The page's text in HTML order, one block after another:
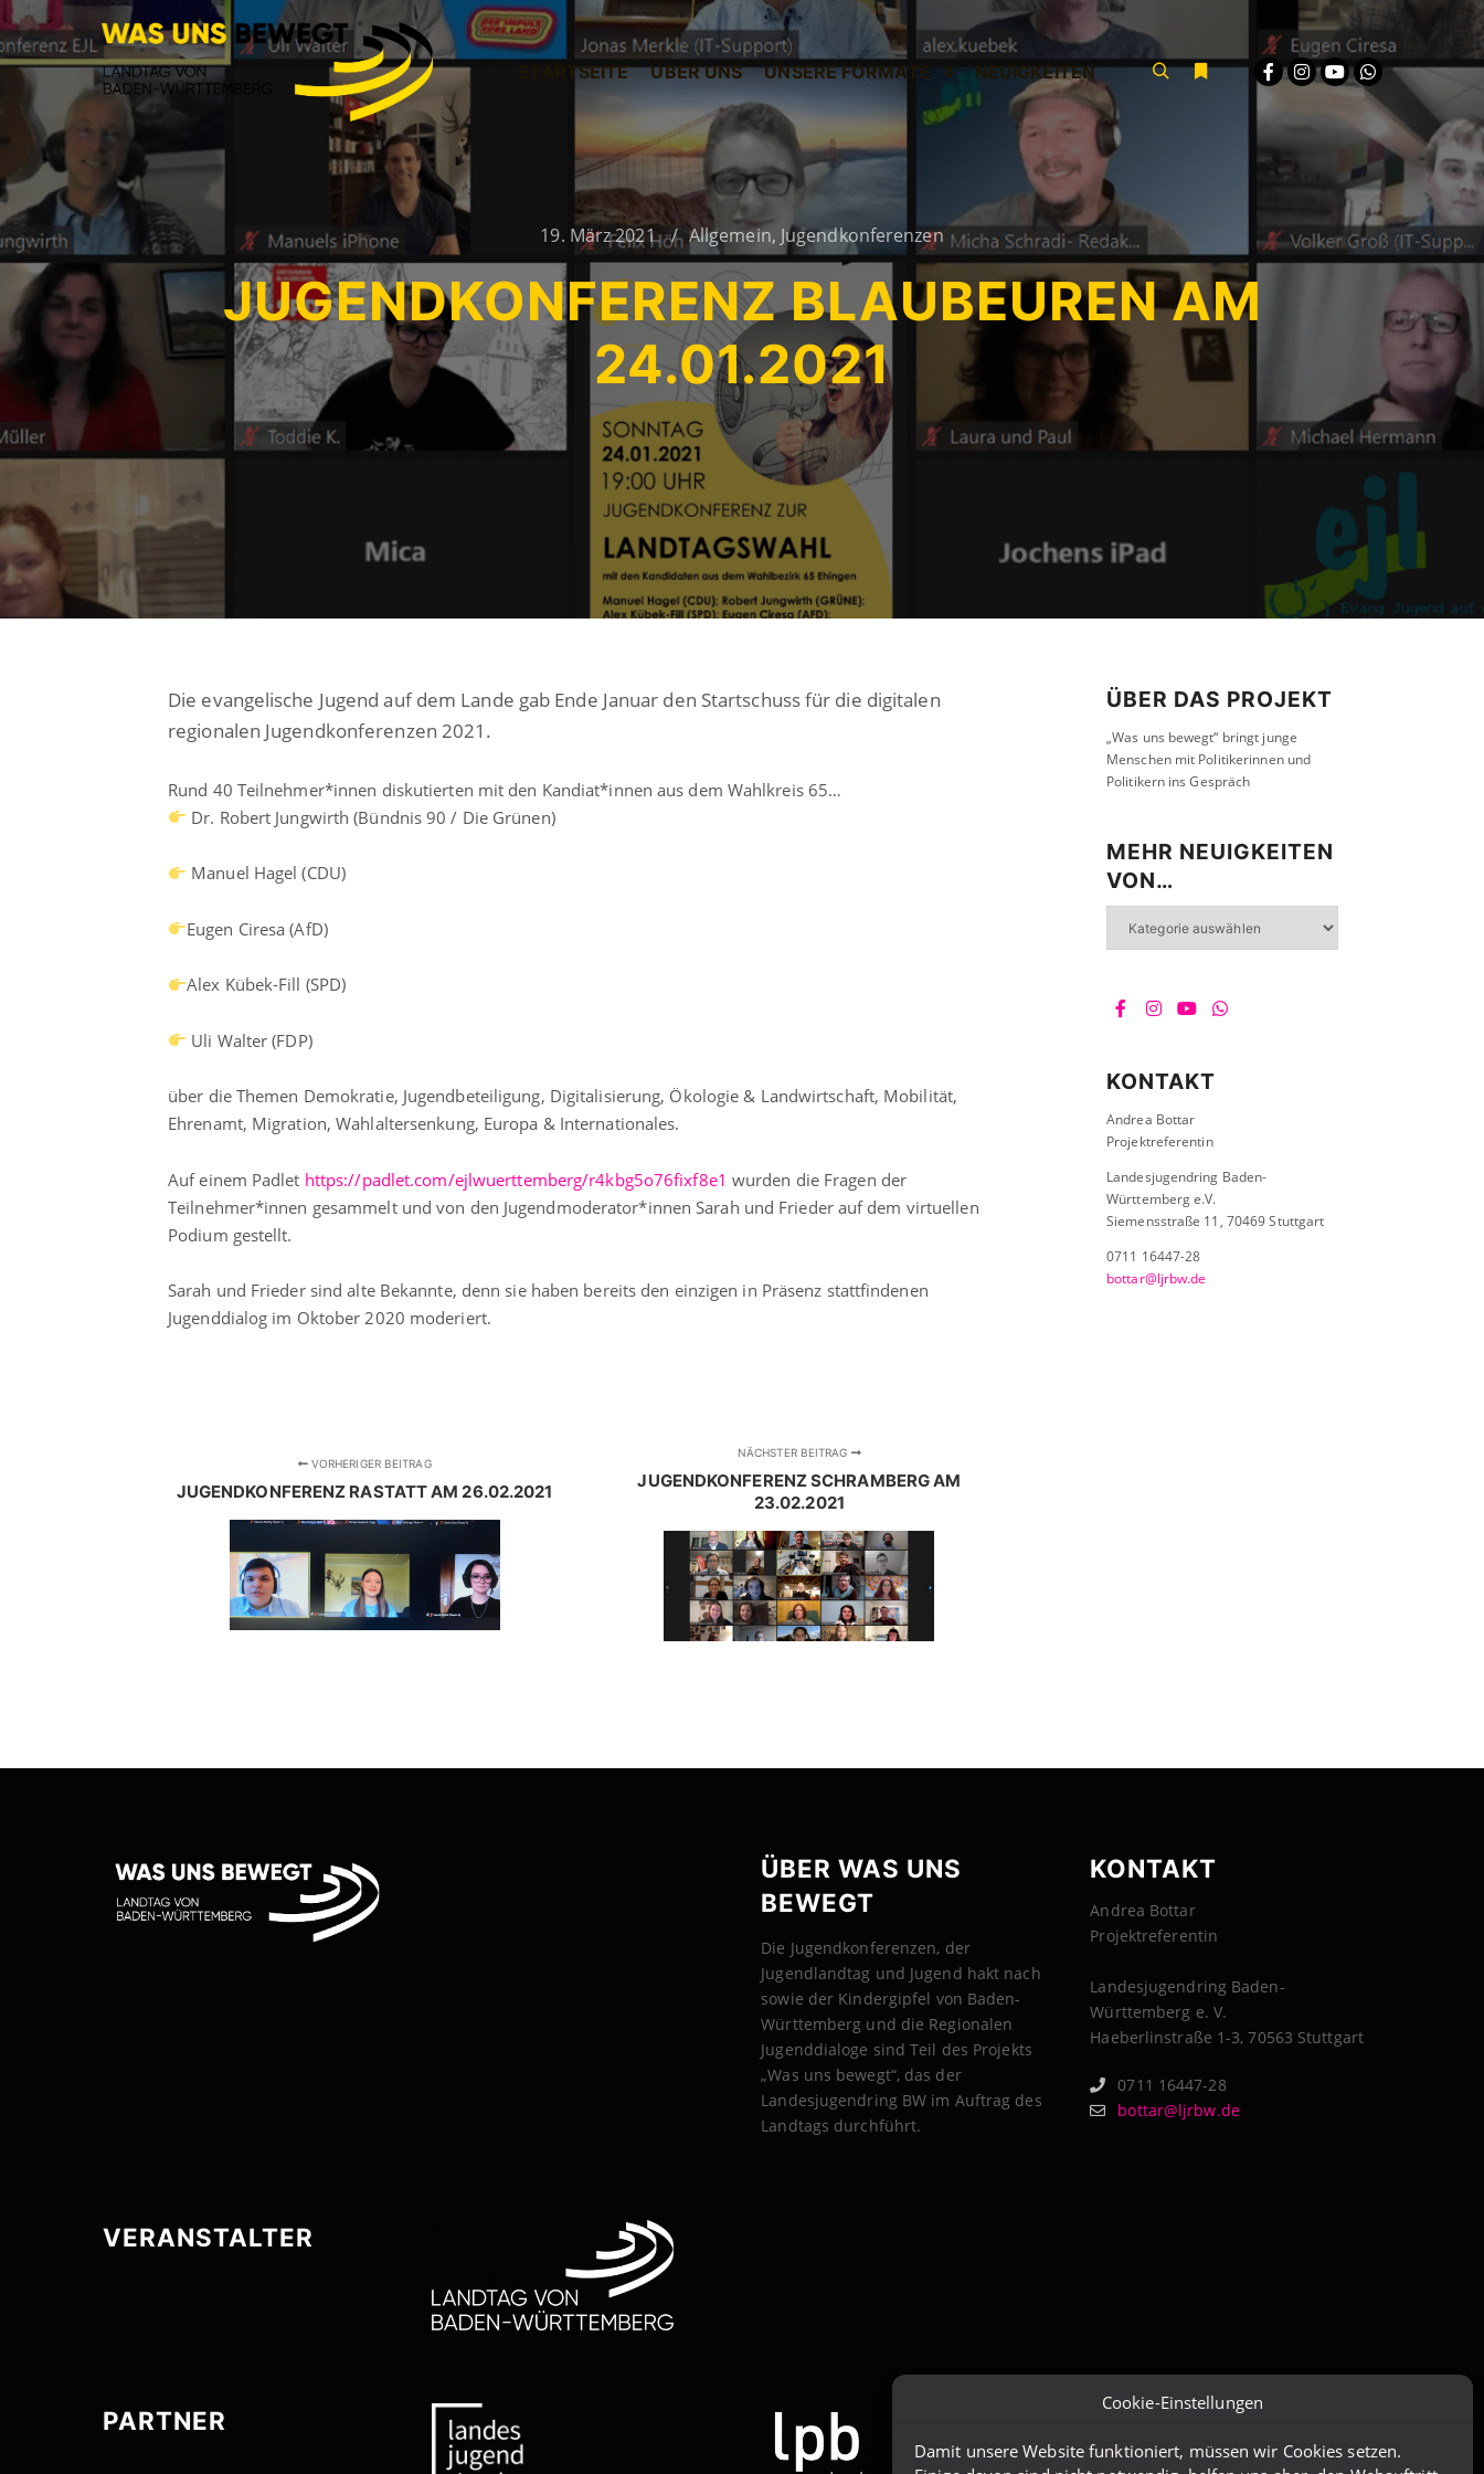
Cookie-Einstellungen
Damit unsere Website funktioniert, müssen wir Cookies setzen.
STARTSEITE ÜBER UNS UNSERE FORMATE NEUIGKEITEN
19. März 2021 Allgemein, Jugendkonferenzen
JUGENDKONFERENZ BLAUBEUREN AM
24.01.2021
Die evangelische Jugend auf dem Lande gab Ende Januar den Startschuss für die digitalen
regionalen Jugendkonferenzen 2021.
Rund 40 Teilnehmer*innen diskutierten mit den Kandiat*innen aus dem Wahlkreis 65…
Dr. Robert Jungwirth (Bündnis 90 / Die Grünen)
Manuel Hagel (CDU)
Eugen Ciresa (AfD)
Alex Kübek-Fill (SPD)
Uli Walter (FDP)
über die Themen Demokratie, Jugendbeteiligung, Digitalisierung, Ökologie & Landwirtschaft, Mobilität,
Ehrenamt, Migration, Wahlaltersenkung, Europa & Internationales.
Auf einem Padlet https://padlet.com/ejlwuerttemberg/r4kbg5o76fixf8e1 wurden die Fragen der
Teilnehmer*innen gesammelt und von den Jugendmoderator*innen Sarah und Frieder auf dem virtuellen
Podium gestellt.
Sarah und Frieder sind alte Bekannte, denn sie haben bereits den einzigen in Präsenz stattfindenen
Jugenddialog im Oktober 2020 moderiert.
VORHERIGER BEITRAG
JUGENDKONFERENZ RASTATT AM 26.02.2021
NÄCHSTER BEITRAG
JUGENDKONFERENZ SCHRAMBERG AM
23.02.2021
ÜBER DAS PROJEKT
„Was uns bewegt“ bringt junge
Menschen mit Politikerinnen und
Politikern ins Gespräch
MEHR NEUIGKEITEN
VON…
Neuigkeiten
KONTAKT
Andrea Bottar
Projektreferentin
Landesjugendring Baden-
Württemberg e.V.
Siemensstraße 11, 70469 Stuttgart
0711 16447-28
bottar@ljrbw.de
ÜBER WAS UNS
BEWEGT
Die Jugendkonferenzen, der
Jugendlandtag und Jugend hakt nach
sowie der Kindergipfel von Baden-
Württemberg und die Regionalen
Jugenddialoge sind Teil des Projekts
„Was uns bewegt“, das der
Landesjugendring BW im Auftrag des
Landtags durchführt.
KONTAKT
Andrea Bottar
Projektreferentin
Landesjugendring Baden-
Württemberg e. V.
Haeberlinstraße 1-3, 70563 Stuttgart
0711 16447-28
bottar@ljrbw.de
VERANSTALTER
PARTNER